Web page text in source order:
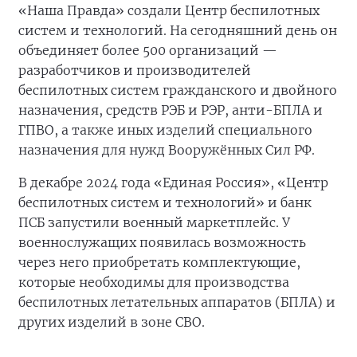
«Наша Правда» создали Центр беспилотных
систем и технологий. На сегодняшний день он
объединяет более 500 организаций —
разработчиков и производителей
беспилотных систем гражданского и двойного
назначения, средств РЭБ и РЭР, анти-БПЛА и
ГПВО, а также иных изделий специального
назначения для нужд Вооружённых Сил РФ.
В декабре 2024 года «Единая Россия», «Центр
беспилотных систем и технологий» и банк
ПСБ запустили военный маркетплейс. У
военнослужащих появилась возможность
через него приобретать комплектующие,
которые необходимы для производства
беспилотных летательных аппаратов (БПЛА) и
других изделий в зоне СВО.